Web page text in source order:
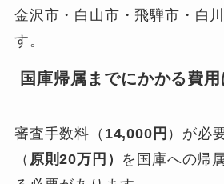
金沢市・白山市・飛騨市・白
す。
国庫帰属までにかかる費
審査手数料（ 14,000円 ）が必
（ 原則20万円） を国庫への帰